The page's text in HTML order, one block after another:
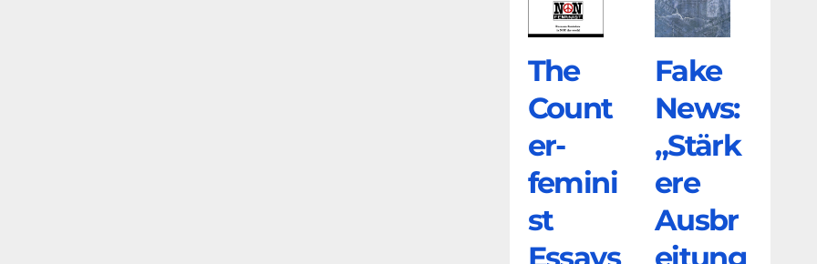
The
Count
er­
femini
st
Essays
Fake
News:
„Stärk
ere
Ausbr
eitung